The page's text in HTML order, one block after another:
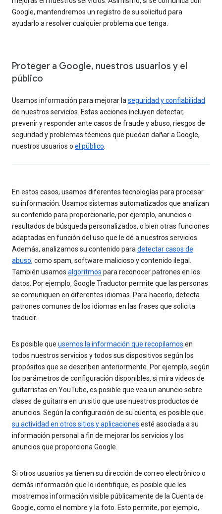
Google, mantendremos un registro de su solicitud para
ayudarlo a resolver cualquier problema que tenga.
Proteger a Google, nuestros usuarios y el
público
Usamos información para mejorar la seguridad y confiabilidad
de nuestros servicios. Estas acciones incluyen detectar,
prevenir y responder ante casos de fraude y abuso, riesgos de
seguridad y problemas técnicos que puedan dañar a Google,
nuestros usuarios o el público
En estos casos, usamos diferentes tecnologías para procesar
su información. Usamos sistemas automatizados que analizan
su contenido para proporcionarle, por ejemplo, anuncios o
resultados de búsqueda personalizados, o bien otras funciones
adaptadas en función del uso que le dé a nuestros servicios.
Además, analizamos su contenido para detectar casos de
abuso, como spam, software malicioso y contenido ilegal.
También usamos algoritmos para reconocer patrones en los
datos. Por ejemplo, Google Traductor permite que las personas
se comuniquen en diferentes idiomas. Para hacerlo, detecta
patrones comunes de los idiomas en las frases que solicita
traducir.
Es posible que usemos la información que recopilamos en
todos nuestros servicios y todos sus dispositivos según los
propósitos que se describen anteriormente. Por ejemplo, según
los parámetros de configuración disponibles, si mira videos de
guitarristas en YouTube, es posible que vea un anuncio sobre
clases de guitarra en un sitio que use nuestros productos de
anuncios. Según la configuración de su cuenta, es posible que
su actividad en otros sitios y aplicaciones esté asociada a su
información personal a fin de mejorar los servicios y los
anuncios que proporciona Google.
Si otros usuarios ya tienen su dirección de correo electrónico o
demás información que lo identifique, es posible que les
mostremos información visible públicamente de la Cuenta de
Google, como el nombre y la foto. Esto permite, por ejemplo,